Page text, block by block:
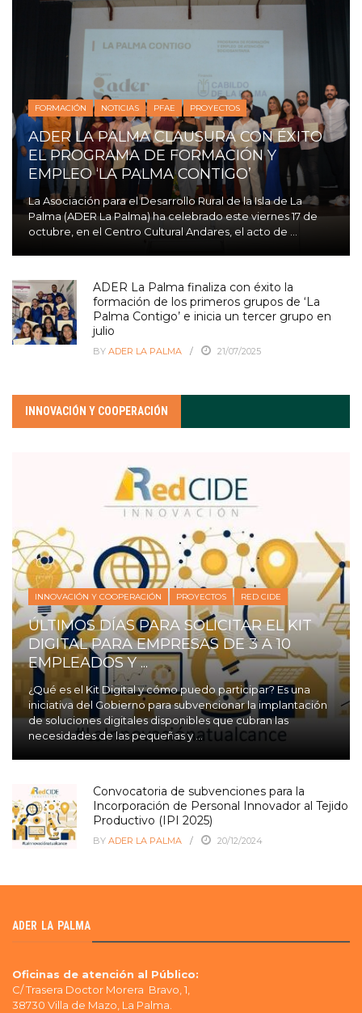
FORMACIÓN NOTICIAS PFAE PROYECTOS
ADER LA PALMA CLAUSURA CON ÉXITO
EL PROGRAMA DE FORMACIÓN Y
EMPLEO ‘LA PALMA CONTIGO’
La Asociación para el Desarrollo Rural de la Isla de La
Palma (ADER La Palma) ha celebrado este viernes 17 de
octubre, en el Centro Cultural Andares, el acto de ...
ADER La Palma finaliza con éxito la
formación de los primeros grupos de ‘La
Palma Contigo’ e inicia un tercer grupo en
julio
BY ADER LA PALMA 21/07/2025
INNOVACIÓN Y COOPERACIÓN
INNOVACIÓN Y COOPERACIÓN PROYECTOS RED CIDE
ÚLTIMOS DÍAS PARA SOLICITAR EL KIT
DIGITAL PARA EMPRESAS DE 3 A 10
EMPLEADOS Y ...
¿Qué es el Kit Digital y cómo puedo participar? Es una
iniciativa del Gobierno para subvencionar la implantación
de soluciones digitales disponibles que cubran las
necesidades de las pequeñas y ...
Convocatoria de subvenciones para la
Incorporación de Personal Innovador al Tejido
Productivo (IPI 2025)
BY ADER LA PALMA 20/12/2024
ADER LA PALMA
Oficinas de atención al Público:
C/ Trasera Doctor Morera Bravo, 1,
38730 Villa de Mazo, La Palma.